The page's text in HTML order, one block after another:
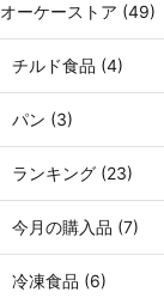
オーケーストア (49)
チルド食品 (4)
パン (3)
ランキング (23)
今月の購入品 (7)
冷凍食品 (6)